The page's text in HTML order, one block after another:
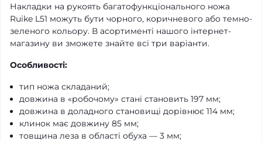
Накладки на рукоять багатофункціонального ножа
Ruike L51 можуть бути чорного, коричневого або темно-
зеленого кольору. В асортименті нашого інтернет-
магазину ви зможете знайте всі три варіанти.
Особливості:
тип ножа складаний;
довжина в «робочому» стані становить 197 мм;
довжина в доладного становищі дорівнює 114 мм;
клинок має довжину 85 мм;
товщина леза в області обуха — 3 мм;